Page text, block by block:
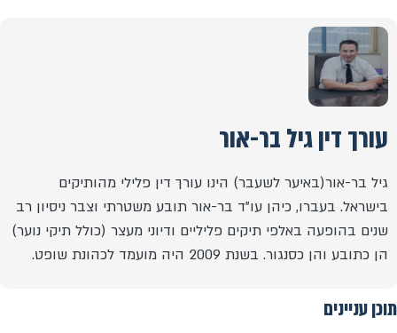
עורך דין גיל בר-אור
גיל בר-אור(באיער לשעבר) הינו עורך דין פלילי מהותיקים
בישראל. בעברו, כיהן עו"ד בר-אור תובע משטרתי וצבר ניסיון רב
שנים בהופעה באלפי תיקים פליליים ודיוני מעצר (כולל תיקי נוער)
הן כתובע והן כסנגור. בשנת 2009 היה מועמד לכהונת שופט.
תוכן עניינים